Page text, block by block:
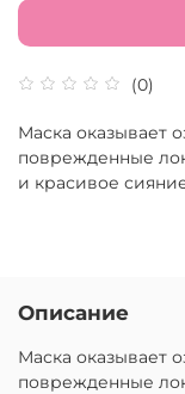
(0)
Маска оказывает
поврежденные
и красивое
Описание
Маска оказывает
поврежденные